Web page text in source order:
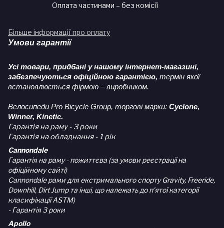
Оплата частинами – без комісії
Більше інформації про оплату
Умови гарантії
Усі товари, придбані у нашому інтернет-магазині,
забезпечуються офіційною гарантією, термін якої
встановлюється фірмою – виробником.
Велосипеди Pro Bicycle Group, торгові марки: Cyclone,
Winner, Kinetic.
Гарантія на раму - 3 роки
Гарантія на обладнання - 1 рік
Cannondale
Гарантія на раму - пожиттєва (за умови реєстрації на
офіційному сайті)
Cannondale рами для екстримального спорту Gravity, Freeride,
Downhill, Dirt Jump та інші, що належать до п'ятої категорії
класифікації ASTM)
- Гарантія 3 роки
Apollo